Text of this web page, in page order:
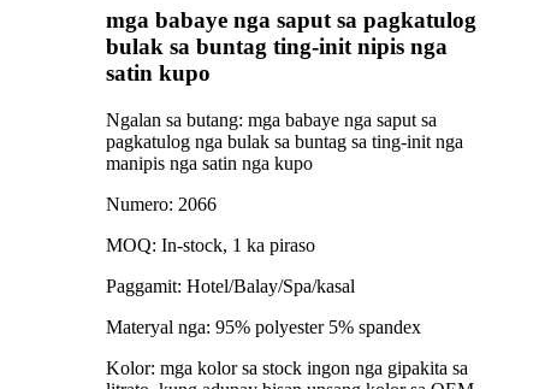
mga babaye nga saput sa pagkatulog
bulak sa buntag ting-init nipis nga
satin kupo
Ngalan sa butang: mga babaye nga saput sa
pagkatulog nga bulak sa buntag sa ting-init nga
manipis nga satin nga kupo
Numero: 2066
MOQ: In-stock, 1 ka piraso
Paggamit: Hotel/Balay/Spa/kasal
Materyal nga: 95% polyester 5% spandex
Kolor: mga kolor sa stock ingon nga gipakita sa